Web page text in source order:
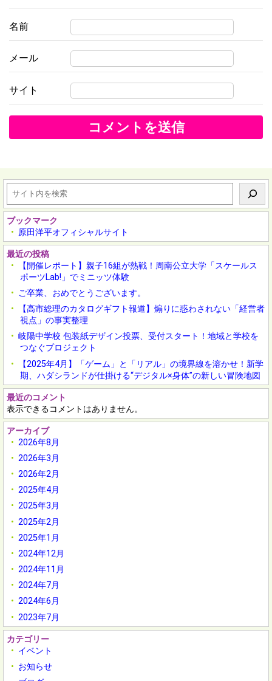
名前
メール
サイト
検
ブックマーク
原田洋平オフィシャルサイト
最近の投稿
【開催レポート】親子16組が熱戦！周南公立大学「スケールス
ポーツLab!」でミニッツ体験
ご卒業、おめでとうございます。
【高市総理のカタログギフト報道】煽りに惑わされない「経営者
視点」の事実整理
岐陽中学校 包装紙デザイン投票、受付スタート！地域と学校を
つなぐプロジェクト
【2025年4月】「ゲーム」と「リアル」の境界線を溶かせ！新学
期、ハダシランドが仕掛ける“デジタル×身体”の新しい冒険地図
最近のコメント
表示できるコメントはありません。
アーカイブ
2026年8月
2026年3月
2026年2月
2025年4月
2025年3月
2025年2月
2025年1月
2024年12月
2024年11月
2024年7月
2024年6月
2023年7月
カテゴリー
イベント
お知らせ